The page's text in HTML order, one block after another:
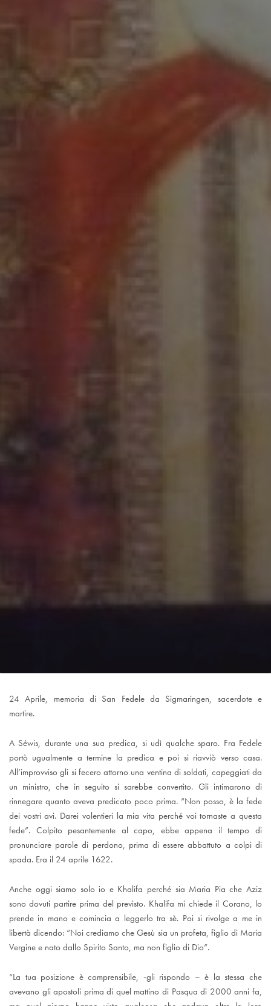
24 Aprile, memoria di San Fedele da Sigmaringen, sacerdote e
martire.
A Séwis, durante una sua predica, si udì qualche sparo. Fra Fedele
portò ugualmente a termine la predica e poi si riavviò verso casa.
All’improvviso gli si fecero attorno una ventina di soldati, capeggiati da
un ministro, che in seguito si sarebbe convertito. Gli intimarono di
rinnegare quanto aveva predicato poco prima. “Non posso, è la fede
dei vostri avi. Darei volentieri la mia vita perché voi tornaste a questa
fede”. Colpito pesantemente al capo, ebbe appena il tempo di
pronunciare parole di perdono, prima di essere abbattuto a colpi di
spada. Era il 24 aprile 1622.
Anche oggi siamo solo io e Khalifa perché sia Maria Pia che Aziz
sono dovuti partire prima del previsto. Khalifa mi chiede il Corano, lo
prende in mano e comincia a leggerlo tra sè. Poi si rivolge a me in
libertà dicendo: “Noi crediamo che Gesù sia un profeta, figlio di Maria
Vergine e nato dallo Spirito Santo, ma non figlio di Dio”.
“La tua posizione è comprensibile, -gli rispondo – è la stessa che
avevano gli apostoli prima di quel mattino di Pasqua di 2000 anni fa,